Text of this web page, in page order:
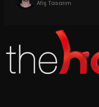
Afiş Tasarım